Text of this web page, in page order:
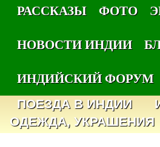
РАССКАЗЫ
ФОТО
НОВОСТИ ИНДИИ
ИНДИЙСКИЙ ФОРУМ
ПОЕЗДА В ИНДИИ
ОДЕЖДА, УКРАШЕНИЯ